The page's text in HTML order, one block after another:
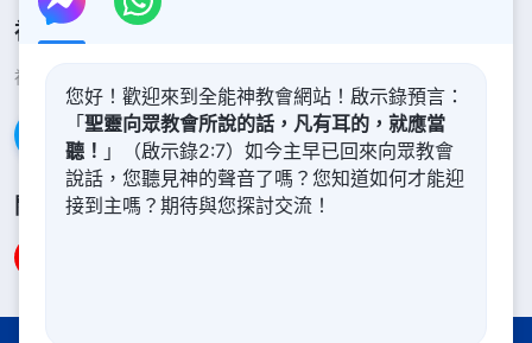
理上都知道神的性情是公義的，但没有人能看透被撒
度，能把發表真理的人子恨到什麽程度，也就是仇恨
真理到什麽程度，這些事没有人能看透。所以，對神
作末世審判工作就總是觀念重重，總有質疑。人都覺
得「罪得赦免就是達到聖潔了，神不看人有罪了就是
神的國度降臨了
神的國度已經降臨在人間！你想進入神的國度嗎？
通過Messenger聯繫我們
關注我們
您好！歡迎來到全能神教會網站！啟示錄預言：
「 聖靈向眾教會所說的話，凡有耳的，就應當
聽！ 」（啟示錄2:7）如今主早已回來向眾教會
說話，您聽見神的聲音了嗎？您知道如何才能迎
接到主嗎？期待與您探討交流！